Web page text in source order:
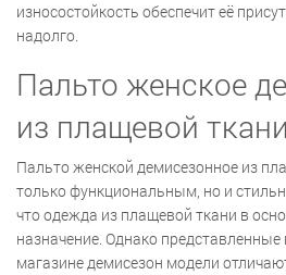
износостойкость обеспечит её
надолго.
Пальто женское
из плащевой ткани
Пальто женской демисезонное из
только функциональным, но и
что одежда из плащевой ткани в
назначение. Однако
магазине демисезон модели